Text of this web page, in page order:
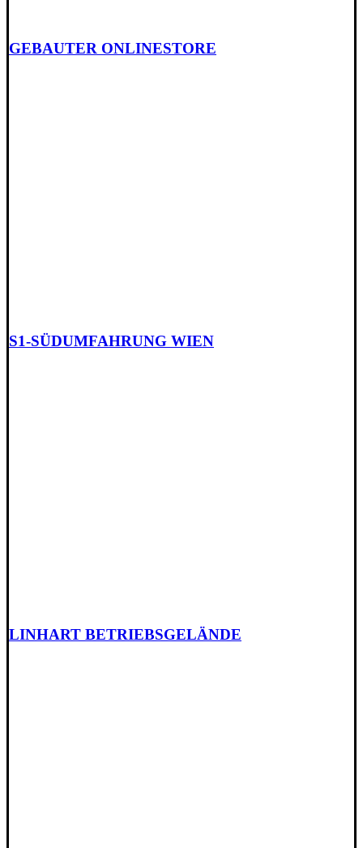
GEBAUTER ONLINESTORE
S1-SÜDUMFAHRUNG WIEN
LINHART BETRIEBSGELÄNDE